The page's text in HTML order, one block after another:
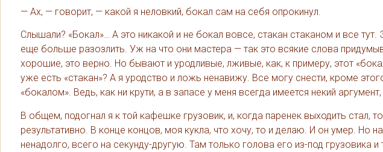
— Ах, — говорит, — какой я неловкий, бокал сам на себя опрокинул.
Слышали? «Бокал»… А это никакой и не бокал вовсе, стакан стаканом и все
еще больше разозлить. Уж на что они мастера — так это всякие слова
хорошие, это верно. Но бывают и уродливые, лживые, как, к примеру, этот
уже есть «стакан»? А я уродство и ложь ненавижу. Все могу снести, кроме
«бокалом». Ведь, как ни крути, а в запасе у меня всегда имеется некий
В общем, подогнал я к той кафешке грузовик, и, когда паренек выходить стал,
результативно. В конце концов, моя кукла, что хочу, то и делаю. И он умер. Но
ненадолго, всего на секунду-другую. Там только голова его из-под грузовика